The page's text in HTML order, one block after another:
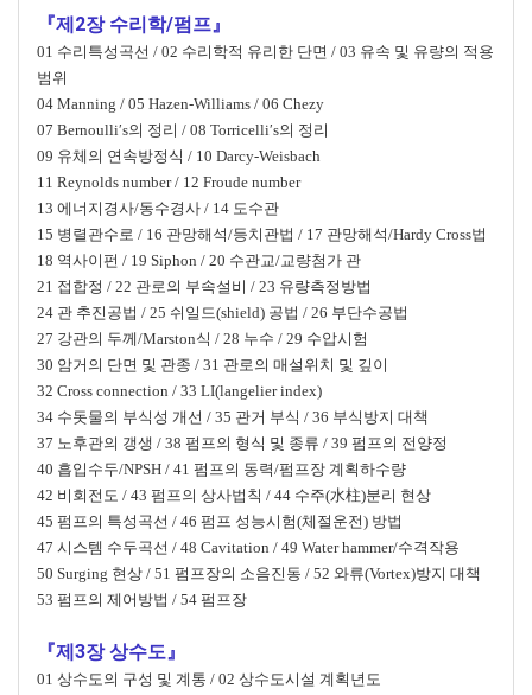
『제2장 수리학/펌프』
01 수리특성곡선 / 02 수리학적 유리한 단면 / 03 유속 및 유량의 적용
범위
04 Manning / 05 Hazen-Williams / 06 Chezy
07 Bernoulli′s의 정리 / 08 Torricelli′s의 정리
09 유체의 연속방정식 / 10 Darcy-Weisbach
11 Reynolds number / 12 Froude number
13 에너지경사/동수경사 / 14 도수관
15 병렬관수로 / 16 관망해석/등치관법 / 17 관망해석/Hardy Cross법
18 역사이펀 / 19 Siphon / 20 수관교/교량첨가 관
21 접합정 / 22 관로의 부속설비 / 23 유량측정방법
24 관 추진공법 / 25 쉬일드(shield) 공법 / 26 부단수공법
27 강관의 두께/Marston식 / 28 누수 / 29 수압시험
30 암거의 단면 및 관종 / 31 관로의 매설위치 및 깊이
32 Cross connection / 33 LI(langelier index)
34 수돗물의 부식성 개선 / 35 관거 부식 / 36 부식방지 대책
37 노후관의 갱생 / 38 펌프의 형식 및 종류 / 39 펌프의 전양정
40 흡입수두/NPSH / 41 펌프의 동력/펌프장 계획하수량
42 비회전도 / 43 펌프의 상사법칙 / 44 수주(水柱)분리 현상
45 펌프의 특성곡선 / 46 펌프 성능시험(체절운전) 방법
47 시스템 수두곡선 / 48 Cavitation / 49 Water hammer/수격작용
50 Surging 현상 / 51 펌프장의 소음진동 / 52 와류(Vortex)방지 대책
53 펌프의 제어방법 / 54 펌프장
『제3장 상수도』
01 상수도의 구성 및 계통 / 02 상수도시설 계획년도